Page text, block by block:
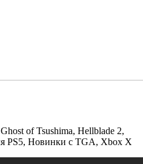
of Tsushima, Hellblade 2,
PS5, Новинки с TGA, Xbox X